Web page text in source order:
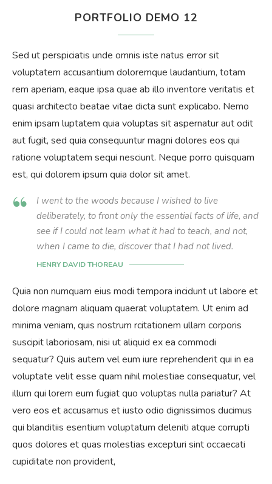
PORTFOLIO DEMO 12
Sed ut perspiciatis unde omnis iste natus error sit
voluptatem accusantium doloremque laudantium, totam
rem aperiam, eaque ipsa quae ab illo inventore veritatis et
quasi architecto beatae vitae dicta sunt explicabo. Nemo
enim ipsam luptatem quia voluptas sit aspernatur aut odit
aut fugit, sed quia consequuntur magni dolores eos qui
ratione voluptatem sequi nesciunt. Neque porro quisquam
est, qui dolorem ipsum quia dolor sit amet.
I went to the woods because I wished to live
deliberately, to front only the essential facts of life, and
see if I could not learn what it had to teach, and not,
when I came to die, discover that I had not lived.
HENRY DAVID THOREAU
Quia non numquam eius modi tempora incidunt ut labore et
dolore magnam aliquam quaerat voluptatem. Ut enim ad
minima veniam, quis nostrum rcitationem ullam corporis
suscipit laboriosam, nisi ut aliquid ex ea commodi
sequatur? Quis autem vel eum iure reprehenderit qui in ea
voluptate velit esse quam nihil molestiae consequatur, vel
illum qui lorem eum fugiat quo voluptas nulla pariatur? At
vero eos et accusamus et iusto odio dignissimos ducimus
qui blanditiis esentium voluptatum deleniti atque corrupti
quos dolores et quas molestias excepturi sint occaecati
cupiditate non provident,